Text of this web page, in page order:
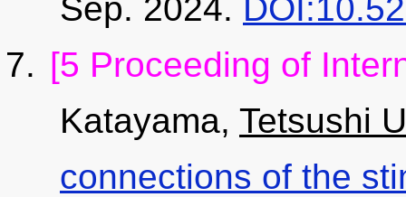
Sep. 2024.
[5 Proceeding of
Katayama, Tetsushi
connections of the